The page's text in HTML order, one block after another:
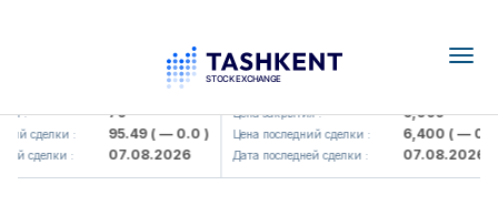
: 79
сделки : 95.49( — 0.0 )
сделки : 07.08.2026
UZMK (<O'zmetkombinat> AJ)
Цена закрытия : 6,099
Цена последний сделки : 6,400( — 0.0 )
Дата последней сделки : 07.08.2026